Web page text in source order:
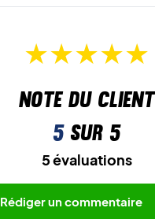
Note du client
5sur 5
5 évaluations
Rédiger un commentaire